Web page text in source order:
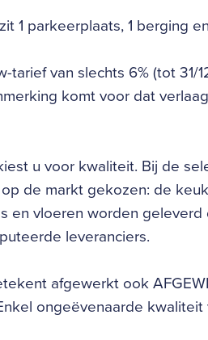
1 parkeerplaats, 1 berging
van slechts 6% (tot 31/
komt voor dat
u voor kwaliteit. Bij de
de markt gekozen: de
en vloeren worden
leveranciers.
afgewerkt ook
ongeëvenaarde kwaliteit